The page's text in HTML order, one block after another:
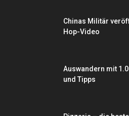
Chinas Militär
Hop-Video
Auswandern mit
und Tipps